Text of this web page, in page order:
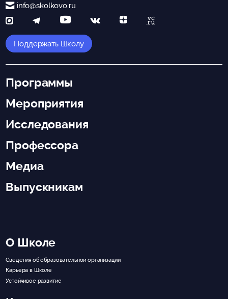
info@skolkovo.ru
Поддержать Школу
Программы
Мероприятия
Исследования
Профессора
Медиа
Выпускникам
О Школе
Сведения об образовательной организации
Карьера в Школе
Устойчивое развитие